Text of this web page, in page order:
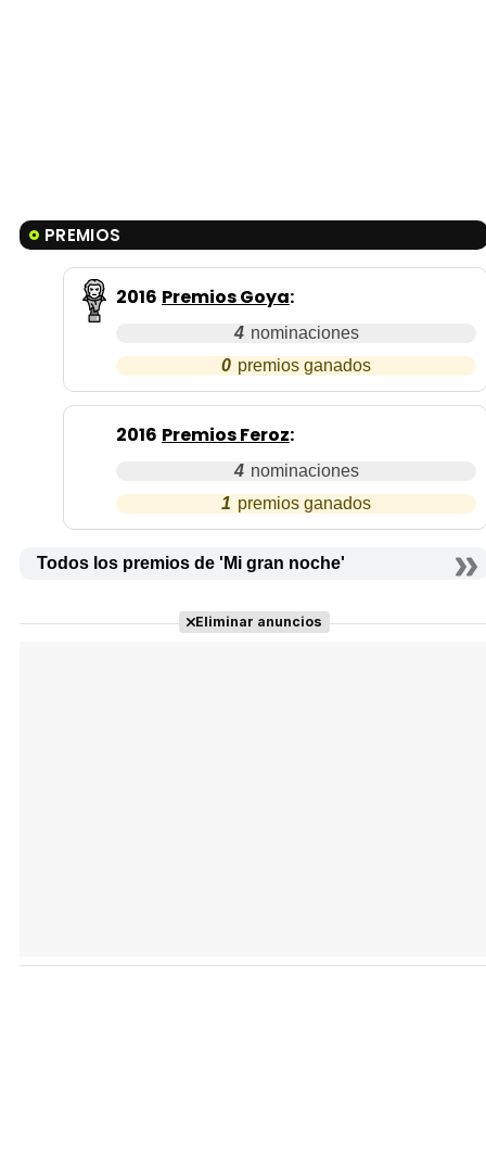
PREMIOS
2016 Premios Goya:
4
0
2016 Premios Feroz:
4
1
Todos los premios de 'Mi gran noche'
Eliminar anuncios